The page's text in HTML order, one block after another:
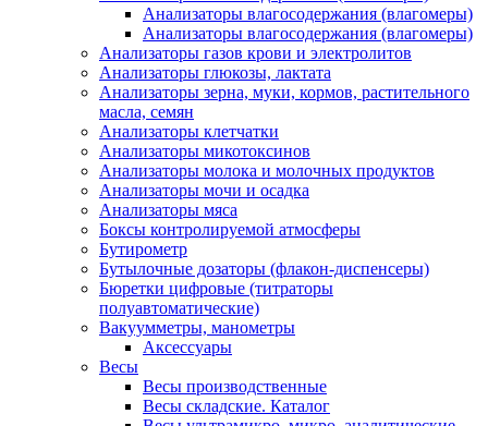
Анализаторы влагосодержания (влагомеры)
Анализаторы влагосодержания (влагомеры)
Анализаторы газов крови и электролитов
Анализаторы глюкозы, лактата
Анализаторы зерна, муки, кормов, растительного
масла, семян
Анализаторы клетчатки
Анализаторы микотоксинов
Анализаторы молока и молочных продуктов
Анализаторы мочи и осадка
Анализаторы мяса
Боксы контролируемой атмосферы
Бутирометр
Бутылочные дозаторы (флакон-диспенсеры)
Бюретки цифровые (титраторы
полуавтоматические)
Вакуумметры, манометры
Аксессуары
Весы
Весы производственные
Весы складские. Каталог